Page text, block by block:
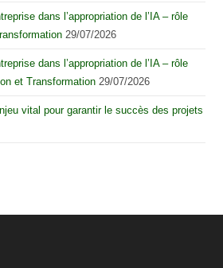
dans l’appropriation de l’IA – rôle
29/07/2026
dans l’appropriation de l’IA – rôle
et Transformation 29/07/2026
vital pour garantir le succès des projets